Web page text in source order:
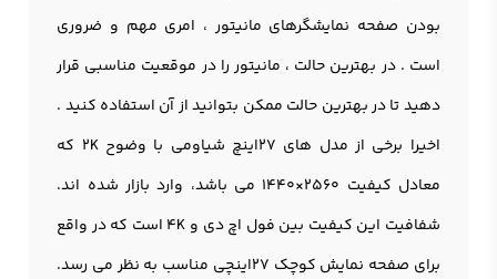
بودن صفحه نمایشگرهای مانيتور ، امری مهم و ضروری
است . در بهترین حالت ، مانيتور را در موقعیت مناسبی قرار
دهید تا در بهترین حالت ممکن بتوانید از آن استفاده کنید .
اخیرا برخی از مدل های 27اينچ شیاومی با وضوح 2K که
معادل کیفیت 2560×1440 می باشد، وارد بازار شده اند.
شفافیت این کیفیت بین فول اچ دی و 4K است که در واقع
برای صفحه نمایش کوچک 27اینچی مناسب به نظر می رسد.